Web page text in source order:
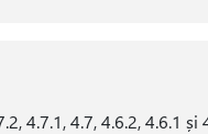
4.7.1, 4.7, 4.6.2, 4.6.1 și